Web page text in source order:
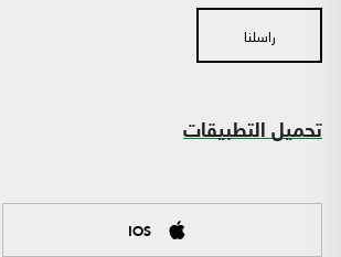
راسلنا
تحميل التطبيقات
IOS